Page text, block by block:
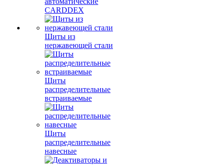
CARDDEX
Щиты из
нержавеющей стали
Щиты
распределительные
встраиваемые
Щиты
распределительные
навесные